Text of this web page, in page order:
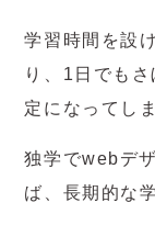
学習時間を設
り、1日でも
定になってし
独学でwebデ
ば、長期的な